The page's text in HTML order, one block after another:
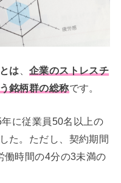
は
企業のストレスチ
銘柄群の総称です。
に従業員50名以上の
た。ただし、契約期間
働時間の4分の3未満の